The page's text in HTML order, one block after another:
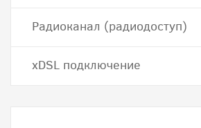
Радиоканал (радиодоступ)
хDSL подключение